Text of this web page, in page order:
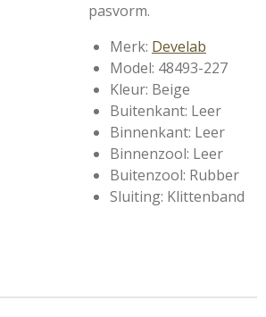
pasvorm.
Merk: Develab
Model: 48493-227
Kleur: Beige
Buitenkant: Leer
Binnenkant: Leer
Binnenzool: Leer
Buitenzool: Rubber
Sluiting: Klittenband